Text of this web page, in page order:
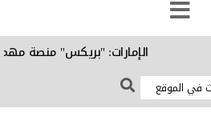
الإمارات: "بريكس" منصة مهمة